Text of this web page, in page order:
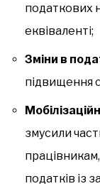
податкових
еквіваленті;
Зміни в
підвищення
змусили
податків із